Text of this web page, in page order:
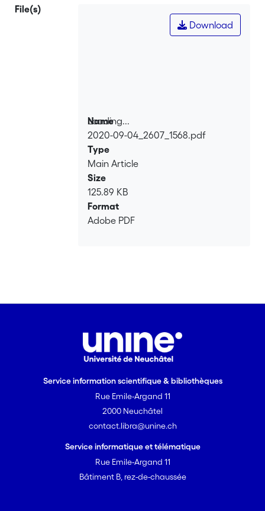
File(s)
Loading...
Loading...
Download
Name
2020-09-04_2607_1568.pdf
Type
Main Article
Size
125.89 KB
Format
Adobe PDF
Service information scientifique & bibliothèques
Rue Emile-Argand 11
2000 Neuchâtel
contact.libra@unine.ch
Service informatique et télématique
Rue Emile-Argand 11
Bâtiment B, rez-de-chaussée